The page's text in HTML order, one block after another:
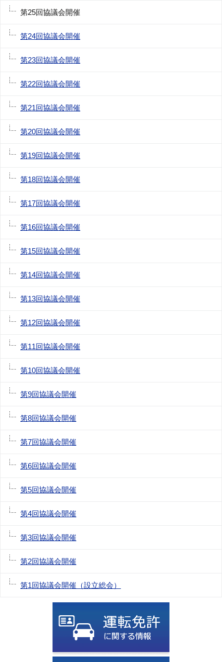
第25回協議会開催
第24回協議会開催
第23回協議会開催
第22回協議会開催
第21回協議会開催
第20回協議会開催
第19回協議会開催
第18回協議会開催
第17回協議会開催
第16回協議会開催
第15回協議会開催
第14回協議会開催
第13回協議会開催
第12回協議会開催
第11回協議会開催
第10回協議会開催
第9回協議会開催
第8回協議会開催
第7回協議会開催
第6回協議会開催
第5回協議会開催
第4回協議会開催
第3回協議会開催
第2回協議会開催
第1回協議会開催（設立総会）